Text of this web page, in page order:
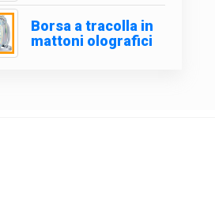
Borsa a tracolla in
mattoni olografici